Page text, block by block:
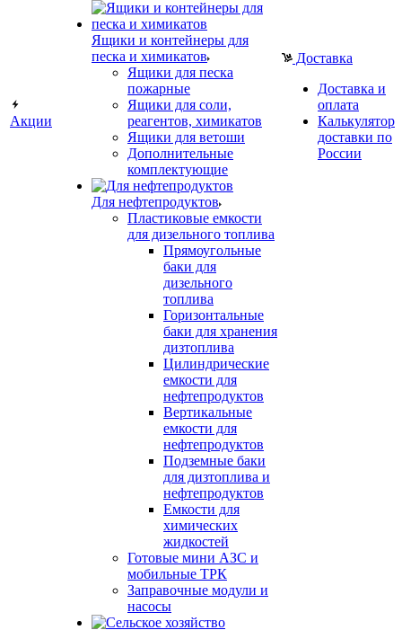
Акции
Ящики и контейнеры для
песка и химикатов
Ящики для песка
пожарные
Ящики для соли,
реагентов, химикатов
Ящики для ветоши
Дополнительные
комплектующие
Для нефтепродуктов
Пластиковые емкости
для дизельного топлива
Прямоугольные
баки для
дизельного
топлива
Горизонтальные
баки для хранения
дизтоплива
Цилиндрические
емкости для
нефтепродуктов
Вертикальные
емкости для
нефтепродуктов
Подземные баки
для дизтоплива и
нефтепродуктов
Емкости для
химических
жидкостей
Готовые мини АЗС и
мобильные ТРК
Заправочные модули и
насосы
Доставка
Доставка и
оплата
Калькулятор
доставки по
России